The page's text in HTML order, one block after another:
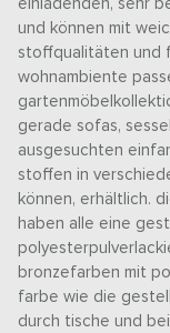
einladenden, sehr
und können mit
stoffqualitäten und
wohnambiente
gerade sofas,
ausgesuchten
stoffen in
können, erhältlich.
haben alle eine
bronzefarben mit
farbe wie die
durch tische und